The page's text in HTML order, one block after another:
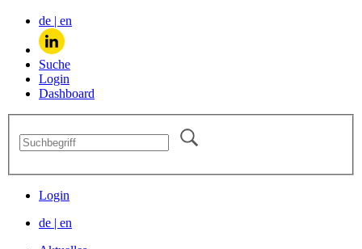
de | en
Suche
Login
Dashboard
Login
de | en